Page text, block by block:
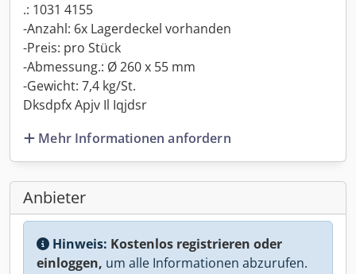
.: 1031 4155
-Anzahl: 6x Lagerdeckel vorhanden
-Preis: pro Stück
-Abmessung.: Ø 260 x 55 mm
-Gewicht: 7,4 kg/St.
Dksdpfx Apjv Il Iqjdsr
Mehr Informationen anfordern
Anbieter
Hinweis: Kostenlos registrieren oder
einloggen, um alle Informationen abzurufen.